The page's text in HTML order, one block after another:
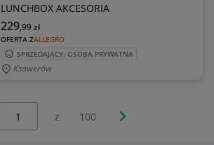
LUNCHBOX AKCESORIA
OFERTA ZALLEGRO
229,99zł
SPRZEDAJĄCY: OSOBA PRYWATNA
Ksawerów
z 100 Następna strona